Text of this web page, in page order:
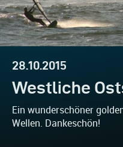
28.10.2015
Westliche
Ein wunderschöner
Wellen. Dankeschön!